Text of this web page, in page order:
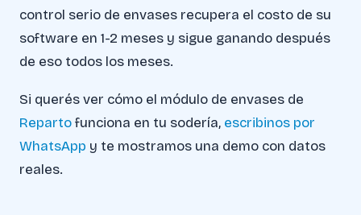
control serio de envases recupera el costo de su
software en 1-2 meses y sigue ganando después
de eso todos los meses.
Si querés ver cómo el módulo de envases de
Repartofunciona en tu sodería, escribinos por
WhatsApp y te mostramos una demo con datos
reales.